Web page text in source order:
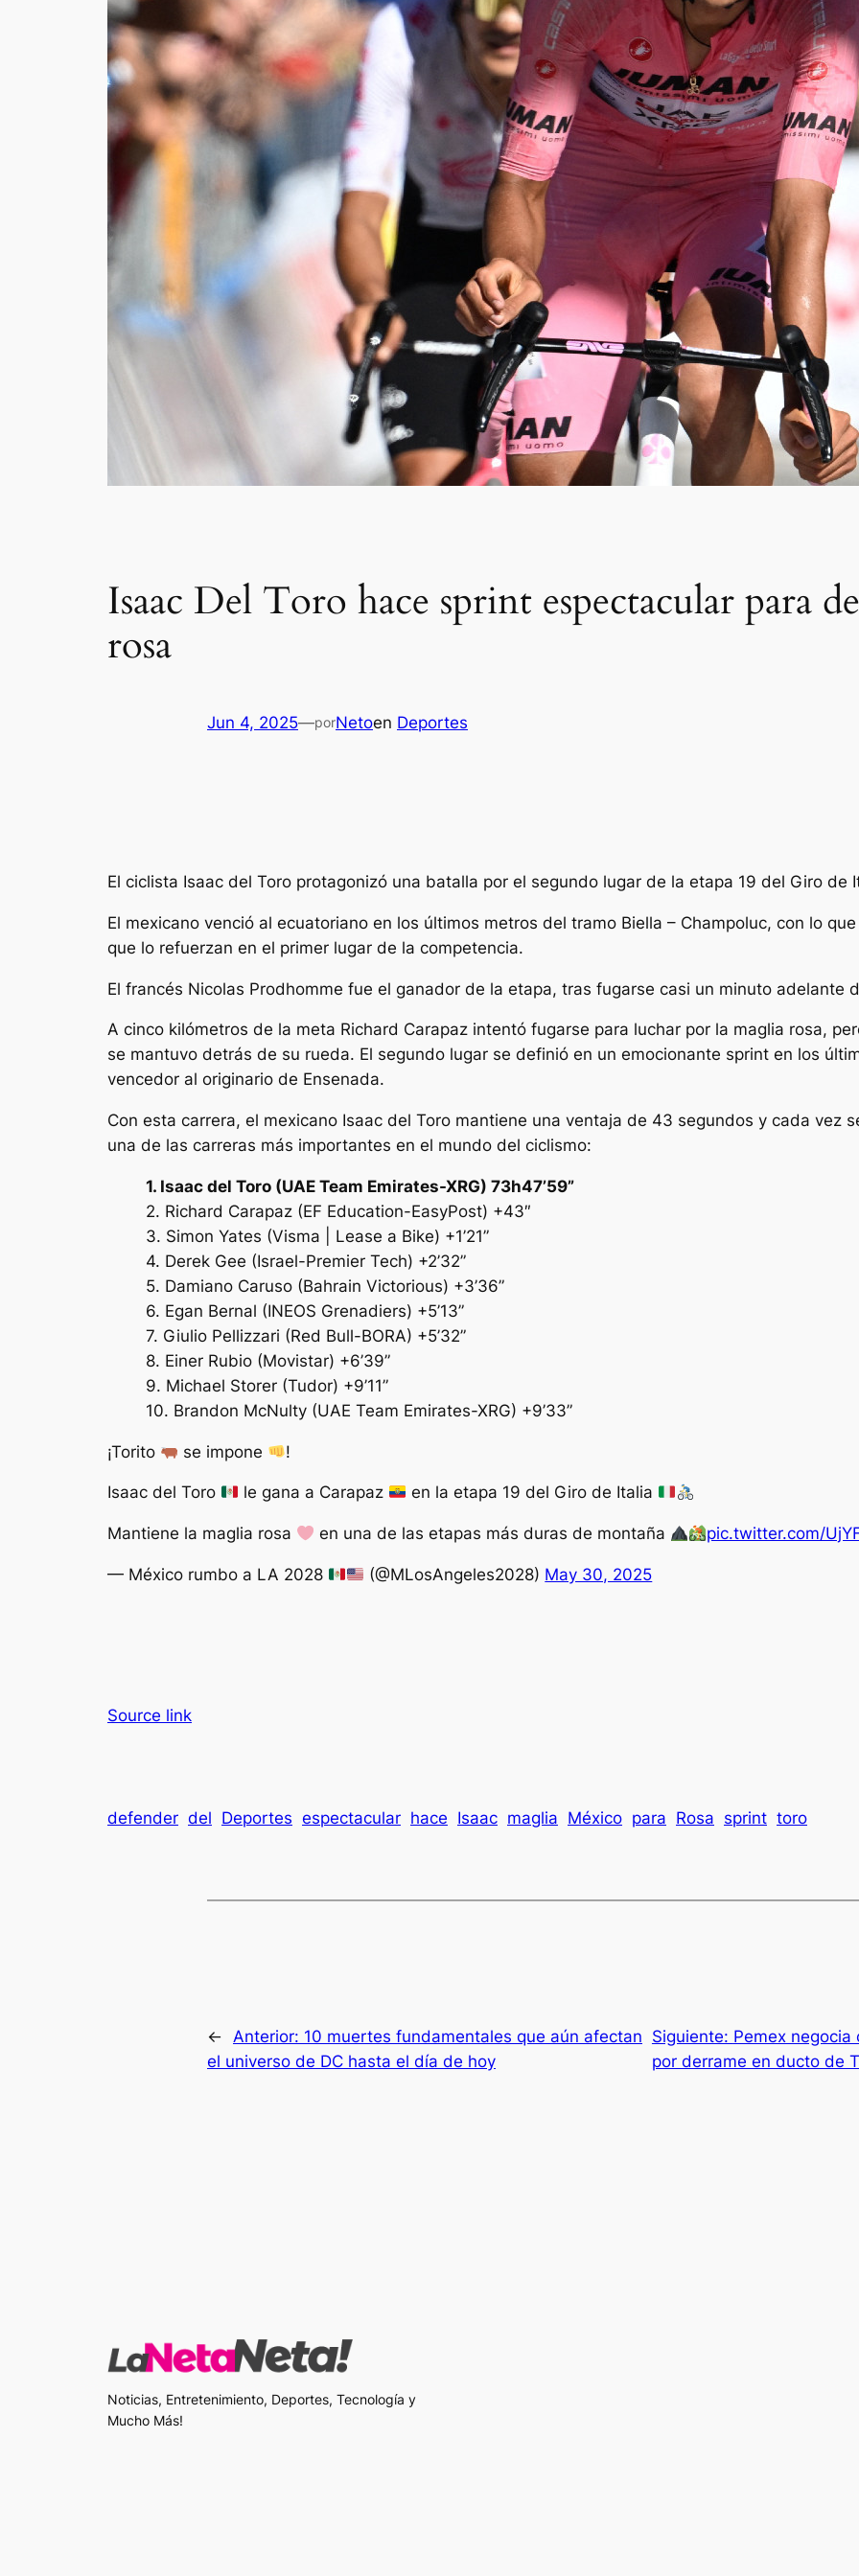
Isaac Del Toro hace sprint espectacular para
rosa
Jun 4, 2025—porNetoen Deportes
El ciclista Isaac del Toro protagonizó una batalla por el segundo lugar de la etapa 19 del Giro de
El mexicano venció al ecuatoriano en los últimos metros del tramo Biella – Champoluc, con lo
que lo refuerzan en el primer lugar de la competencia.
El francés Nicolas Prodhomme fue el ganador de la etapa, tras fugarse casi un minuto adelante
A cinco kilómetros de la meta Richard Carapaz intentó fugarse para luchar por la maglia rosa,
se mantuvo detrás de su rueda. El segundo lugar se definió en un emocionante sprint en los
vencedor al originario de Ensenada.
Con esta carrera, el mexicano Isaac del Toro mantiene una ventaja de 43 segundos y cada vez
una de las carreras más importantes en el mundo del ciclismo:
1. Isaac del Toro (UAE Team Emirates-XRG) 73h47’59”
2. Richard Carapaz (EF Education-EasyPost) +43″
3. Simon Yates (Visma | Lease a Bike) +1’21”
4. Derek Gee (Israel-Premier Tech) +2’32”
5. Damiano Caruso (Bahrain Victorious) +3’36”
6. Egan Bernal (INEOS Grenadiers) +5’13”
7. Giulio Pellizzari (Red Bull-BORA) +5’32”
8. Einer Rubio (Movistar) +6’39”
9. Michael Storer (Tudor) +9’11”
10. Brandon McNulty (UAE Team Emirates-XRG) +9’33”
¡Torito se impone !
Isaac del Toro le gana a Carapaz en la etapa 19 del Giro de Italia
Mantiene la maglia rosa en una de las etapas más duras de montaña pic.twitter.com/
— México rumbo a LA 2028 (@MLosAngeles2028) May 30, 2025
Source link
defender del Deportes espectacular hace Isaac maglia México para Rosa sprint toro
← Anterior: 10 muertes fundamentales que aún afectan
el universo de DC hasta el día de hoy
Siguiente: Pemex
por derrame en ducto de
Noticias, Entretenimiento, Deportes, Tecnología y
Mucho Más!